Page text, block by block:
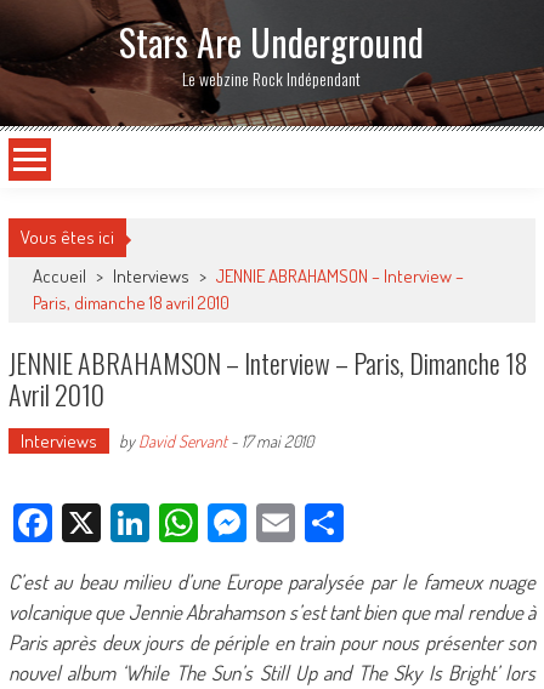
Stars Are Underground
Le webzine Rock Indépendant
Vous êtes ici
Accueil > Interviews > JENNIE ABRAHAMSON – Interview –
Paris, dimanche 18 avril 2010
JENNIE ABRAHAMSON – Interview – Paris, Dimanche 18
Avril 2010
Interviews byDavid Servant- 17 mai 2010
Facebook
X LinkedIn
WhatsApp
Messenger
EmailPartager
C’est au beau milieu d’une Europe paralysée par le fameux nuage
volcanique que Jennie Abrahamson s’est tant bien que mal rendue à
Paris après deux jours de périple en train pour nous présenter son
nouvel album ‘While The Sun’s Still Up and The Sky Is Bright’ lors